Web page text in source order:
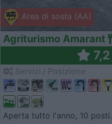
Area di sosta (AA)
Agriturismo Amarant
7,2
Aperta tutto l'anno, 10 posti.